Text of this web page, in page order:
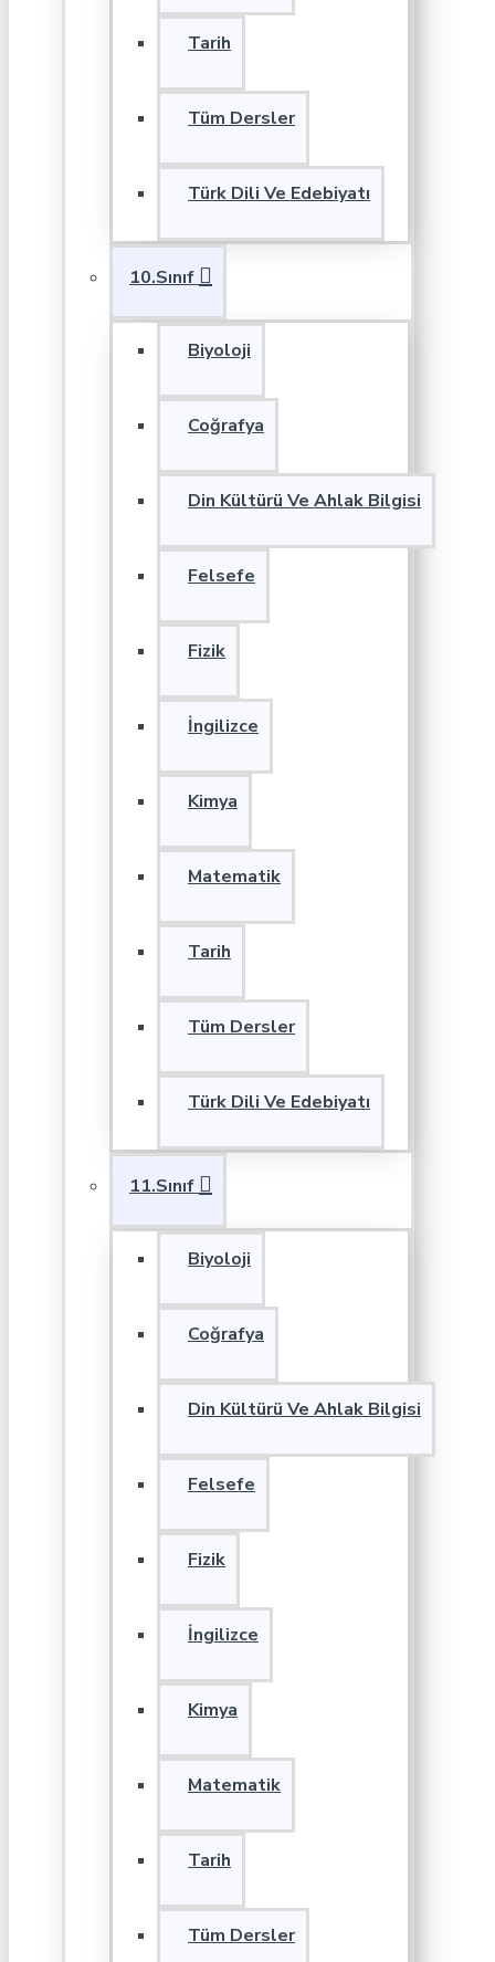
Tarih
Tüm Dersler
Türk Dili Ve Edebiyatı
10.Sınıf
Biyoloji
Coğrafya
Din Kültürü Ve Ahlak Bilgisi
Felsefe
Fizik
İngilizce
Kimya
Matematik
Tarih
Tüm Dersler
Türk Dili Ve Edebiyatı
11.Sınıf
Biyoloji
Coğrafya
Din Kültürü Ve Ahlak Bilgisi
Felsefe
Fizik
İngilizce
Kimya
Matematik
Tarih
Tüm Dersler